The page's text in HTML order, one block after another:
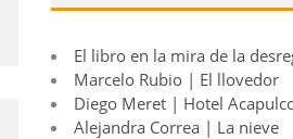
El libro en la mira de la
Marcelo Rubio | El llovedor
Diego Meret | Hotel
Alejandra Correa | La nieve